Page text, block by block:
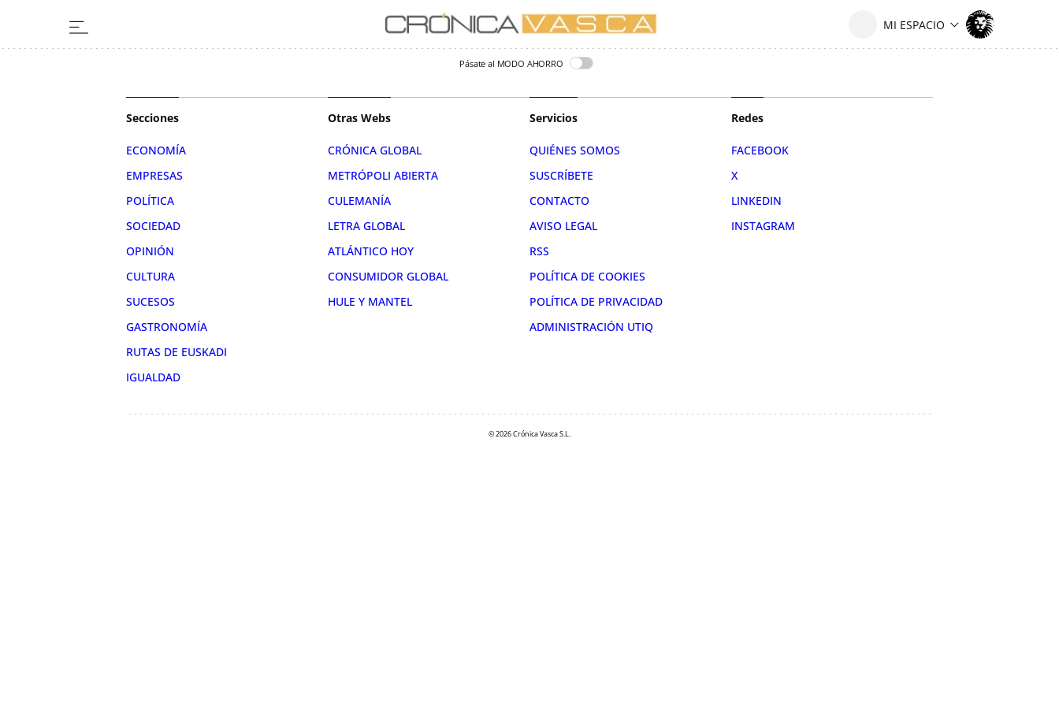
Pásate al MODO AHORRO
Secciones
ECONOMÍA
EMPRESAS
POLÍTICA
SOCIEDAD
OPINIÓN
CULTURA
SUCESOS
GASTRONOMÍA
RUTAS DE EUSKADI
IGUALDAD
Otras Webs
CRÓNICA GLOBAL
METRÓPOLI ABIERTA
CULEMANÍA
LETRA GLOBAL
ATLÁNTICO HOY
CONSUMIDOR GLOBAL
HULE Y MANTEL
Servicios
QUIÉNES SOMOS
SUSCRÍBETE
CONTACTO
AVISO LEGAL
RSS
POLÍTICA DE COOKIES
POLÍTICA DE PRIVACIDAD
ADMINISTRACIÓN UTIQ
Redes
FACEBOOK
X
LINKEDIN
INSTAGRAM
© 2026 Crónica Vasca S.L.